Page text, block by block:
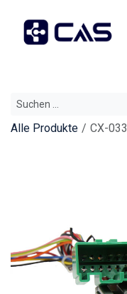
Alle Produkte CX-033